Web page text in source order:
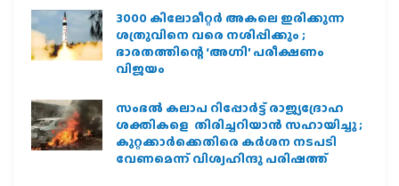
3000 കിലോമീറ്റർ അകലെ ഇരിക്കുന്ന
ശത്രുവിനെ വരെ നശിപ്പിക്കും ;
ഭാരതത്തിന്റെ ‘അഗ്നി’ പരീക്ഷണം
വിജയം
സംഭൽ കലാപ റിപ്പോർട്ട് രാജ്യദ്രോഹ
ശക്തികളെ തിരിച്ചറിയാൻ സഹായിച്ചു ;
കുറ്റക്കാർക്കെതിരെ കർശന നടപടി
വേണമെന്ന് വിശ്വഹിന്ദു പരിഷത്ത്